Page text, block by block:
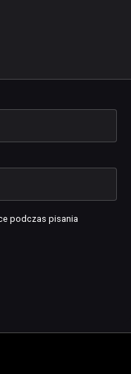
podczas pisania